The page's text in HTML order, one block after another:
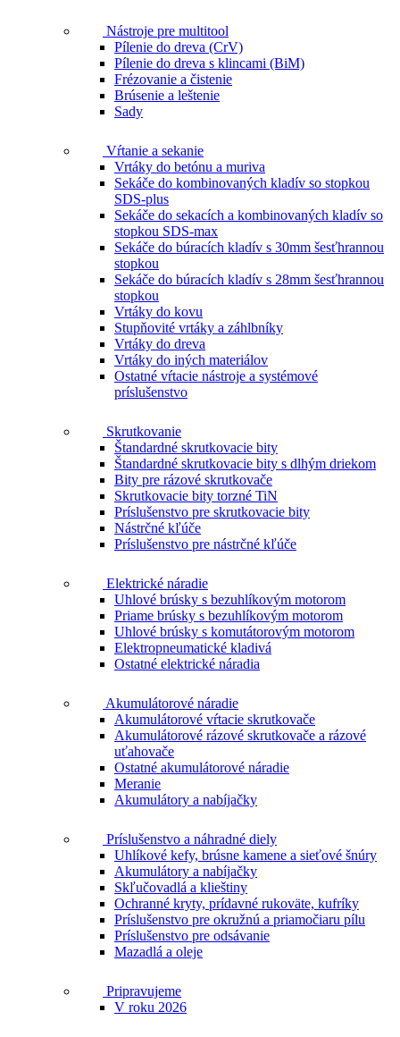
Nástroje pre multitool
Pílenie do dreva (CrV)
Pílenie do dreva s klincami (BiM)
Frézovanie a čistenie
Brúsenie a leštenie
Sady
Vŕtanie a sekanie
Vrtáky do betónu a muriva
Sekáče do kombinovaných kladív so stopkou
SDS-plus
Sekáče do sekacích a kombinovaných kladív so
stopkou SDS-max
Sekáče do búracích kladív s 30mm šesťhrannou
stopkou
Sekáče do búracích kladív s 28mm šesťhrannou
stopkou
Vrtáky do kovu
Stupňovité vrtáky a záhlbníky
Vrtáky do dreva
Vrtáky do iných materiálov
Ostatné vŕtacie nástroje a systémové
príslušenstvo
Skrutkovanie
Štandardné skrutkovacie bity
Štandardné skrutkovacie bity s dlhým driekom
Bity pre rázové skrutkovače
Skrutkovacie bity torzné TiN
Príslušenstvo pre skrutkovacie bity
Nástrčné kľúče
Príslušenstvo pre nástrčné kľúče
Elektrické náradie
Uhlové brúsky s bezuhlíkovým motorom
Priame brúsky s bezuhlíkovým motorom
Uhlové brúsky s komutátorovým motorom
Elektropneumatické kladivá
Ostatné elektrické náradia
Akumulátorové náradie
Akumulátorové vŕtacie skrutkovače
Akumulátorové rázové skrutkovače a rázové
uťahovače
Ostatné akumulátorové náradie
Meranie
Akumulátory a nabíjačky
Príslušenstvo a náhradné diely
Uhlíkové kefy, brúsne kamene a sieťové šnúry
Akumulátory a nabíjačky
Skľučovadlá a klieštiny
Ochranné kryty, prídavné rukoväte, kufríky
Príslušenstvo pre okružnú a priamočiaru pílu
Príslušenstvo pre odsávanie
Mazadlá a oleje
Pripravujeme
V roku 2026